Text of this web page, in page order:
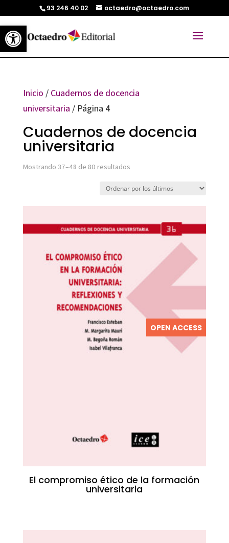
Abrir barra de herramientas
93 246 40 02 octaedro@octaedro.com
Inicio / Cuadernos de docencia
universitaria / Página 4
Cuadernos de docencia
universitaria
Mostrando 37–48 de 80 resultadosOrdenado
OPEN ACCESS
El compromiso ético de la formación
universitaria